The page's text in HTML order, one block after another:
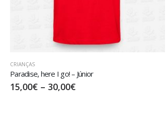
CRIANÇAS
Estou Chocado – Júnior
15,00€ – 30,00€